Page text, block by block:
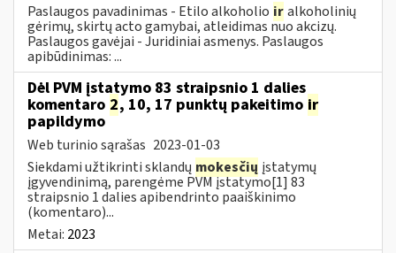
Paslaugos pavadinimas - Etilo alkoholio iralkoholinių
gėrimų, skirtų acto gamybai, atleidimas nuo akcizų.
Paslaugos gavėjai - Juridiniai asmenys. Paslaugos
apibūdinimas: ...
Dėl PVM įstatymo 83 straipsnio 1 dalies
komentaro 2, 10, 17 punktų pakeitimo ir
papildymo
Web turinio sąrašas 2023-01-03
Siekdami užtikrinti sklandų mokesčių įstatymų
įgyvendinimą, parengėme PVM įstatymo[1] 83
straipsnio 1 dalies apibendrinto paaiškinimo
(komentaro)...
Metai: 2023